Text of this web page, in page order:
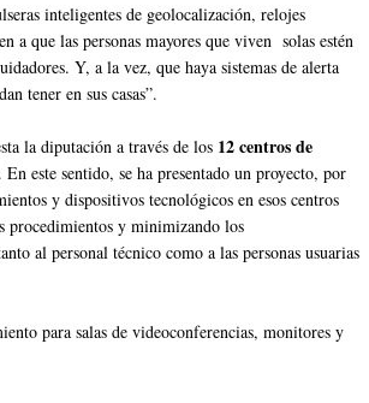
inteligentes de geolocalización, relojes
a que las personas mayores que viven solas estén
Y, a la vez, que haya sistemas de alerta
tener en sus casas”.
la diputación a través de los 12 centros de
este sentido, se ha presentado un proyecto, por
y dispositivos tecnológicos en esos centros
procedimientos y minimizando los
al personal técnico como a las personas usuarias
para salas de videoconferencias, monitores y